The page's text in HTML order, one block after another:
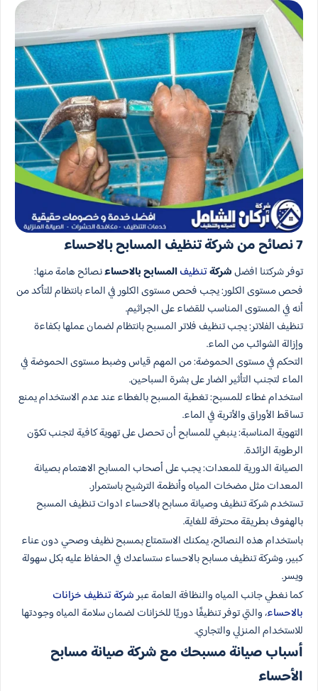
7 نصائح من شركة تنظيف المسابح بالاحساء
توفر شركتنا افضلشركةتنظيفالمسابح بالاحساءنصائح هامة منها:
فحص مستوى الكلور: يجب فحص مستوى الكلور في الماء بانتظام للتأكد من
أنه في المستوى المناسب للقضاء على الجراثيم.
تنظيف الفلاتر: يجب تنظيف فلاتر المسبح بانتظام لضمان عملها بكفاءة
وإزالة الشوائب من الماء.
التحكم في مستوى الحموضة: من المهم قياس وضبط مستوى الحموضة في
الماء لتجنب التأثير الضار على بشرة السباحين.
استخدام غطاء للمسبح: تغطية المسبح بالغطاء عند عدم الاستخدام يمنع
تساقط الأوراق والأتربة في الماء.
التهوية المناسبة: ينبغي للمسابح أن تحصل على تهوية كافية لتجنب تكوّن
الرطوبة الزائدة.
الصيانة الدورية للمعدات: يجب على أصحاب المسابح الاهتمام بصيانة
المعدات مثل مضخات المياه وأنظمة الترشيح باستمرار.
تستخدم شركة تنظيف وصيانة مسابح بالاحساء ادوات تنظيف المسبح
بالهفوف بطريقة محترفة للغاية.
باستخدام هذه النصائح، يمكنك الاستمتاع بمسبح نظيف وصحي دون عناء
كبير، وشركة تنظيف مسابح بالاحساء ستساعدك في الحفاظ عليه بكل سهولة
ويسر.
كما نغطي جانب المياه والنظافة العامة عبرشركة تنظيف خزانات
بالاحساء، والتي توفر تنظيفًا دوريًا للخزانات لضمان سلامة المياه وجودتها
للاستخدام المنزلي والتجاري.
أسباب صيانة مسبحك مع شركة صيانة مسابح
الأحساء